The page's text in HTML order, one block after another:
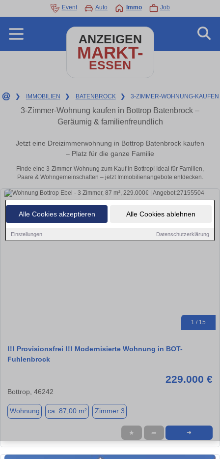
Alle Cookies akzeptieren Alle Cookies ablehnen
Einstellungen Datenschutzerklärung
Event Auto Immo Job
ANZEIGEN
MARKT-
ESSEN
❯ IMMOBILIEN ❯ BATENBROCK ❯ 3-ZIMMER-WOHNUNG-KAUFEN
3-Zimmer-Wohnung kaufen in Bottrop Batenbrock –
Geräumig & familienfreundlich
Jetzt eine Dreizimmerwohnung in Bottrop Batenbrock kaufen
– Platz für die ganze Familie
Finde eine 3-Zimmer-Wohnung zum Kauf in Bottrop! Ideal für Familien,
Paare & Wohngemeinschaften – jetzt Immobilienangebote entdecken.
1 / 15
!!! Provisionsfrei !!! Modernisierte Wohnung in BOT-
Fuhlenbrock
229.000 €
Bottrop, 46242
Wohnung ca. 87,00 m² Zimmer 3
★ ➦ ➜